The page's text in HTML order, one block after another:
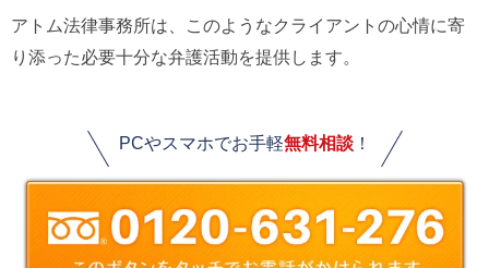
アトム法律事務所は、このようなクライアントの心情に寄
り添った必要十分な弁護活動を提供します。
PCやスマホでお手軽無料相談！